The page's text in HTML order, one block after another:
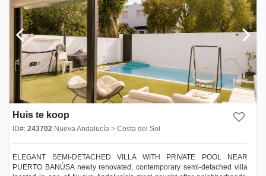
Huis te koop
ID#: 243702 Nueva Andalucía > Costa del Sol
ELEGANT SEMI-DETACHED VILLA WITH PRIVATE POOL NEAR
PUERTO BANÚSA newly renovated, contemporary semi-detached villa